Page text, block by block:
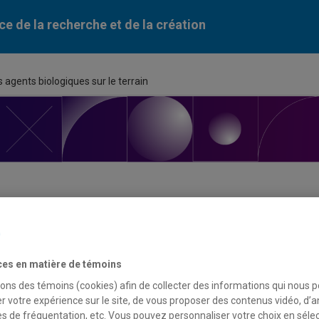
de la recherche et de la création
agents biologiques sur le terrain
de financement
les menaces biologiques : identification des agents
en matière de témoins
des témoins (cookies) afin de collecter des informations qui nous
votre expérience sur le site, de vous proposer des contenus vidéo,
de fréquentation, etc. Vous pouvez personnaliser votre choix en